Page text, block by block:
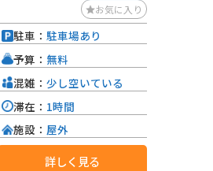
お気に入り
駐車： 駐車場あり
予算： 無料
混雑： 少し空いている
滞在： 1時間
施設： 屋外
詳しく見る